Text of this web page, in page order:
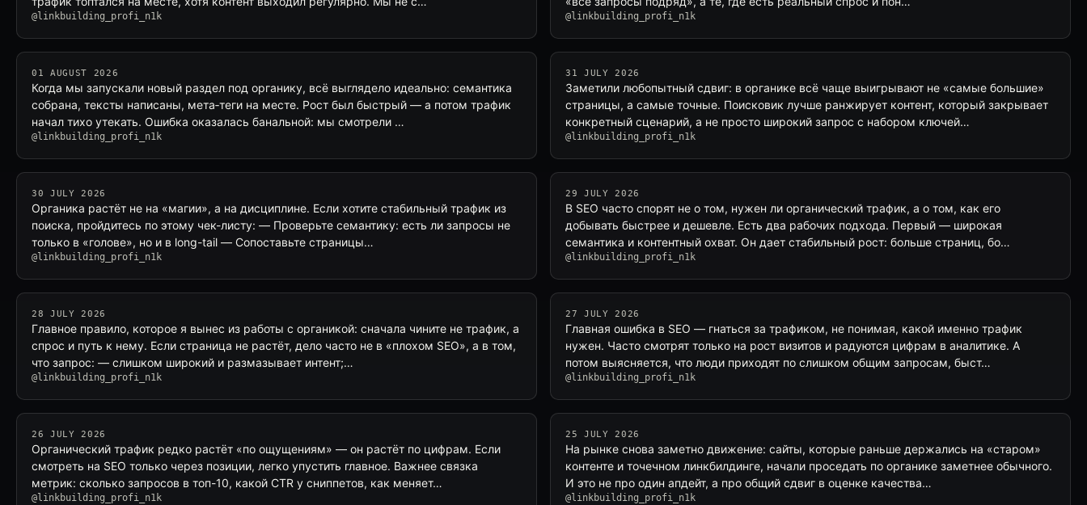
@linkbuilding_profi_n1k @linkbuilding_profi_n1k
01 AUGUST 2026
Когда мы запускали новый раздел под органику, всё выглядело идеально: семантика
собрана, тексты написаны, мета‑теги на месте. Рост был быстрый — а потом трафик
начал тихо утекать. Ошибка оказалась банальной: мы смотрели …
@linkbuilding_profi_n1k
31 JULY 2026
Заметили любопытный сдвиг: в органике всё чаще выигрывают не «самые большие»
страницы, а самые точные. Поисковик лучше ранжирует контент, который закрывает
конкретный сценарий, а не просто широкий запрос с набором ключей…
@linkbuilding_profi_n1k
30 JULY 2026
Органика растёт не на «магии», а на дисциплине. Если хотите стабильный трафик из
поиска, пройдитесь по этому чек-листу: — Проверьте семантику: есть ли запросы не
только в «голове», но и в long-tail — Сопоставьте страницы…
@linkbuilding_profi_n1k
29 JULY 2026
В SEO часто спорят не о том, нужен ли органический трафик, а о том, как его
добывать быстрее и дешевле. Есть два рабочих подхода. Первый — широкая
семантика и контентный охват. Он дает стабильный рост: больше страниц, бо…
@linkbuilding_profi_n1k
28 JULY 2026
Главное правило, которое я вынес из работы с органикой: сначала чините не трафик, а
спрос и путь к нему. Если страница не растёт, дело часто не в «плохом SEO», а в том,
что запрос: — слишком широкий и размазывает интент;…
@linkbuilding_profi_n1k
27 JULY 2026
Главная ошибка в SEO — гнаться за трафиком, не понимая, какой именно трафик
нужен. Часто смотрят только на рост визитов и радуются цифрам в аналитике. А
потом выясняется, что люди приходят по слишком общим запросам, быст…
@linkbuilding_profi_n1k
26 JULY 2026
Органический трафик редко растёт «по ощущениям» — он растёт по цифрам. Если
смотреть на SEO только через позиции, легко упустить главное. Важнее связка
метрик: сколько запросов в топ-10, какой CTR у сниппетов, как меняет…
@linkbuilding_profi_n1k
25 JULY 2026
На рынке снова заметно движение: сайты, которые раньше держались на «старом»
контенте и точечном линкбилдинге, начали проседать по органике заметнее обычного.
И это не про один апдейт, а про общий сдвиг в оценке качества…
@linkbuilding_profi_n1k